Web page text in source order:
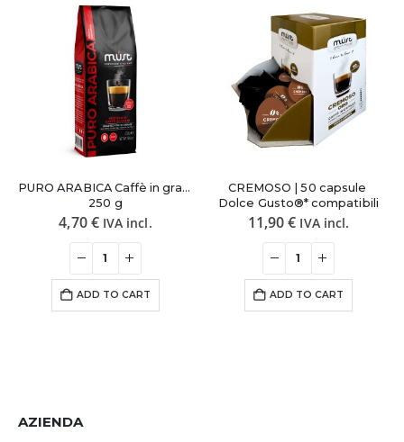
PURO ARABICA Caffè in grani
250 g
4,70€ IVA incl.
ADD TO CART
CREMOSO | 50 capsule
Dolce Gusto®* compatibili
11,90€ IVA incl.
ADD TO CART
AZIENDA